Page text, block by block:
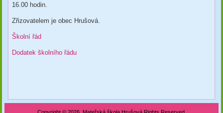
16.00 hodin.
Zřizovatelem je obec Hrušová.
Školní řád
Dodatek školního řádu
Copyright © 2026. Mateřská škola Hrušová Rights Reserved.